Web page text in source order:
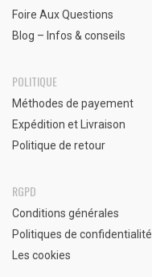
Foire Aux Questions
Blog – Infos & conseils
POLITIQUE
Méthodes de payement
Expédition et Livraison
Politique de retour
RGPD
Conditions générales
Politiques de confidentialité
Les cookies